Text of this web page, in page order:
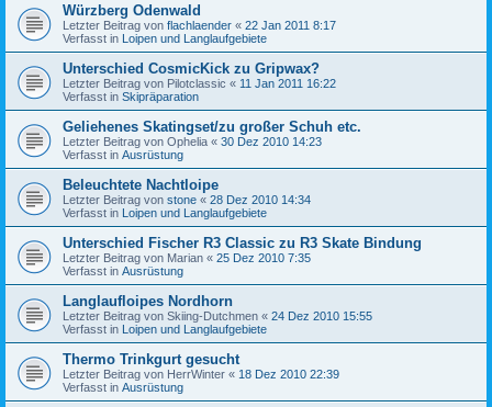
Würzberg Odenwald
Letzter Beitrag von flachlaender « 22 Jan 2011 8:17
Verfasst in Loipen und Langlaufgebiete
Unterschied CosmicKick zu Gripwax?
Letzter Beitrag von Pilotclassic « 11 Jan 2011 16:22
Verfasst in Skipräparation
Geliehenes Skatingset/zu großer Schuh etc.
Letzter Beitrag von Ophelia « 30 Dez 2010 14:23
Verfasst in Ausrüstung
Beleuchtete Nachtloipe
Letzter Beitrag von stone « 28 Dez 2010 14:34
Verfasst in Loipen und Langlaufgebiete
Unterschied Fischer R3 Classic zu R3 Skate Bindung
Letzter Beitrag von Marian « 25 Dez 2010 7:35
Verfasst in Ausrüstung
Langlaufloipes Nordhorn
Letzter Beitrag von Skiing-Dutchmen « 24 Dez 2010 15:55
Verfasst in Loipen und Langlaufgebiete
Thermo Trinkgurt gesucht
Letzter Beitrag von HerrWinter « 18 Dez 2010 22:39
Verfasst in Ausrüstung